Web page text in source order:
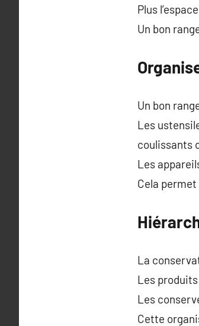
Plus
Un bon
Un bon
Les
coulissants
Les
Cela
La
Les
Les
Cette